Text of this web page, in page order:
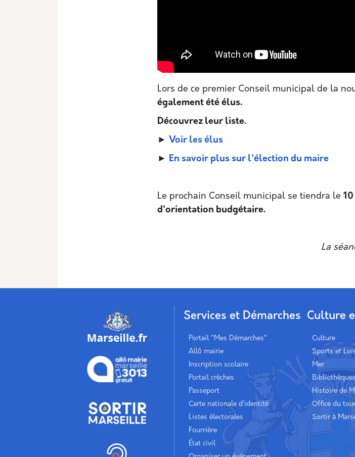
Lors de ce premier Conseil municipal de la
également été élus.
Découvrez leur liste.
► Voir les élus
► En savoir plus sur l'élection du maire
Le prochain Conseil municipal se tiendra le
d'orientation budgétaire.
La
Services et Démarches
Portail "Mes Démarches"
Allô mairie
Inscription scolaire
Portail crèches
Passeport
Carte nationale d’identité
Listes électorales
Fourrière
État civil
Culture
Culture
Sports et
Mer
Bibliothèques
Histoire de
Office du
Sortir à